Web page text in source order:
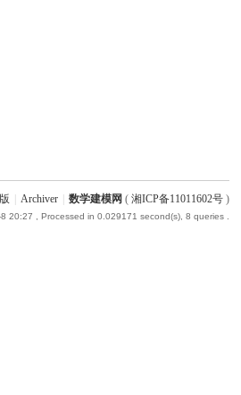
Archiver 数学建模网 ( 湘ICP备11011602号)
20:27 , Processed in 0.029171 second(s), 8 queries .